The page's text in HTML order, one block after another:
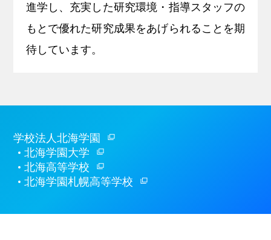
進学し、充実した研究環境・指導スタッフの
もとで優れた研究成果をあげられることを期
待しています。
学校法人北海学園
北海学園大学
北海高等学校
北海学園札幌高等学校